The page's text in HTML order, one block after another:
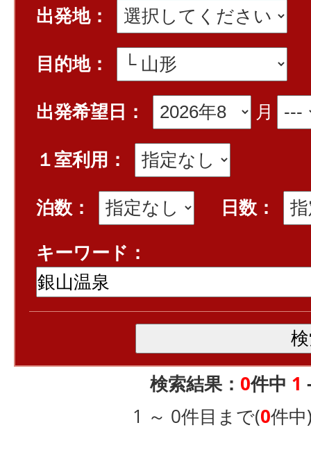
出発地：
目的地：
出発希望日：
月
１室利用：
泊数：
日数：
キーワード：
検索結果： 0件中 1
1 ～ 0件目まで(0件中